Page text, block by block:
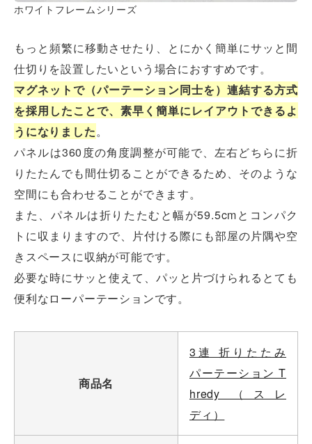
ホワイトフレームシリーズ
もっと頻繁に移動させたり、とにかく簡単にサッと間
仕切りを設置したいという場合におすすめです。
マグネットで（パーテーション同士を）連結する方式
を採用したことで、素早く簡単にレイアウトできるよ
うになりました。
パネルは360度の角度調整が可能で、左右どちらに折
りたたんでも間仕切ることができるため、そのような
空間にも合わせることができます。
また、パネルは折りたたむと幅が59.5cmとコンパク
トに収まりますので、片付ける際にも部屋の片隅や空
きスペースに収納が可能です。
必要な時にサッと使えて、パッと片づけられるとても
便利なローパーテーションです。
商品名
3連 折りたたみ
パーテーション T
hredy （スレ
ディ）